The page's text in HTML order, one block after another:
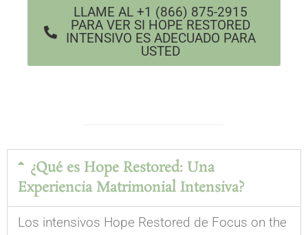
LLAME AL +1 (866) 875-2915
PARA VER SI HOPE RESTORED
INTENSIVO ES ADECUADO PARA
USTED
¿Qué es Hope Restored: Una
Experiencia Matrimonial Intensiva?
Los intensivos Hope Restored de Focus on the